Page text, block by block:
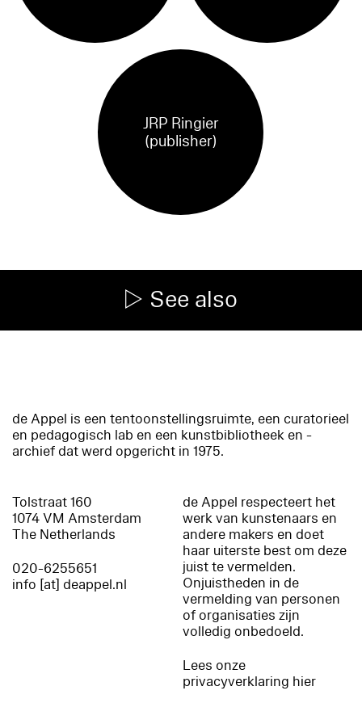
JRP Ringier
(publisher)
See also
de Appel is een tentoonstellingsruimte, een curatorieel
en pedagogisch lab en een kunstbibliotheek en -
archief dat werd opgericht in 1975.
Tolstraat 160
1074 VM Amsterdam
The Netherlands
020-6255651
info [at] deappel.nl
de Appel respecteert het
werk van kunstenaars en
andere makers en doet
haar uiterste best om deze
juist te vermelden.
Onjuistheden in de
vermelding van personen
of organisaties zijn
volledig onbedoeld.
Lees onze
privacyverklaring hier